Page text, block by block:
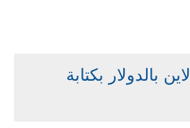
بالدولار بكتابة